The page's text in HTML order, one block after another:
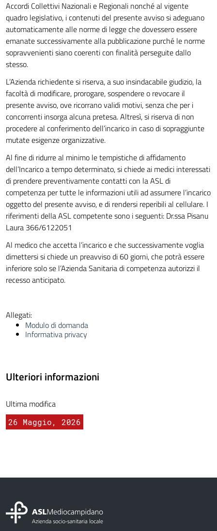
Accordi Collettivi Nazionali e Regionali nonché al vigente
quadro legislativo, i contenuti del presente avviso si adeguano
automaticamente alle norme di legge che dovessero essere
emanate successivamente alla pubblicazione purché le norme
sopravvenienti siano coerenti con finalità perseguite dallo
stesso.
L’Azienda richiedente si riserva, a suo insindacabile giudizio, la
facoltà di modificare, prorogare, sospendere o revocare il
presente avviso, ove ricorrano validi motivi, senza che per i
concorrenti insorga alcuna pretesa. Altresì, si riserva di non
procedere al conferimento dell’incarico in caso di sopraggiunte
mutate esigenze organizzative.
Al fine di ridurre al minimo le tempistiche di affidamento
dell’Incarico a tempo determinato, si chiede ai medici interessati
di prendere preventivamente contatti con la ASL di
competenza per tutte le informazioni utili ad assumere l’incarico
oggetto del presente avviso, e di rendersi reperibili al cellulare. I
riferimenti della ASL competente sono i seguenti: Dr.ssa Pisanu
Laura 366/6122051
Al medico che accetta l’incarico e che successivamente voglia
dimettersi si chiede un preavviso di 60 giorni, che potrà essere
inferiore solo se l’Azienda Sanitaria di competenza autorizzi il
recesso anticipato.
Allegati:
Modulo di domanda
Informativa privacy
Ulteriori informazioni
Ultima modifica
26 Maggio, 2026